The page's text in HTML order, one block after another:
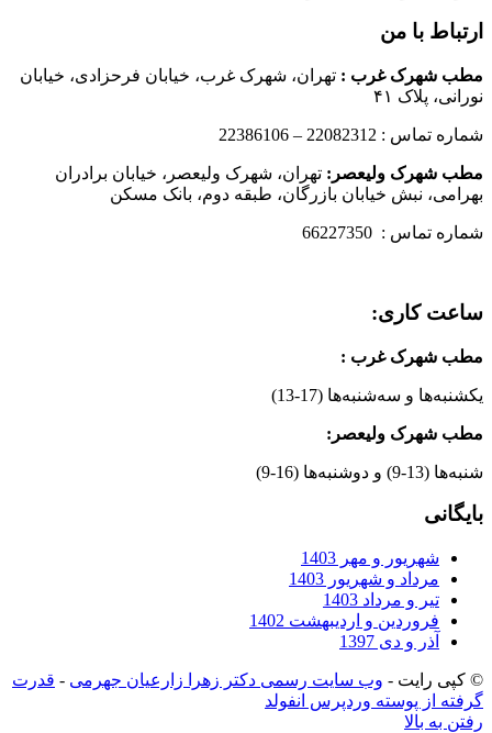
ارتباط با من
مطب شهرک غرب : تهران، شهرک غرب، خیابان فرحزادی، خیابان
نورانی، پلاک ۴۱
شماره تماس : 22082312 – 22386106
مطب شهرک ولیعصر: تهران، شهرک ولیعصر، خیابان برادران
بهرامی، نبش خیابان بازرگان، طبقه دوم، بانک مسکن
شماره تماس : 66227350
ساعت کاری:
مطب شهرک غرب :
یکشنبه‌ها و سه‌شنبه‌ها (17-13)
مطب شهرک ولیعصر:
شنبه‌ها (13-9) و دوشنبه‌ها (16-9)
بایگانی
شهریور و مهر 1403
مرداد و شهریور 1403
تیر و مرداد 1403
فروردین و اردیبهشت 1402
آذر و دی 1397
© کپی رایت - وب سایت رسمی دکتر زهرا زارعیان جهرمی - قدرت
گرفته از پوسته وردپرس انفولد
رفتن به بالا